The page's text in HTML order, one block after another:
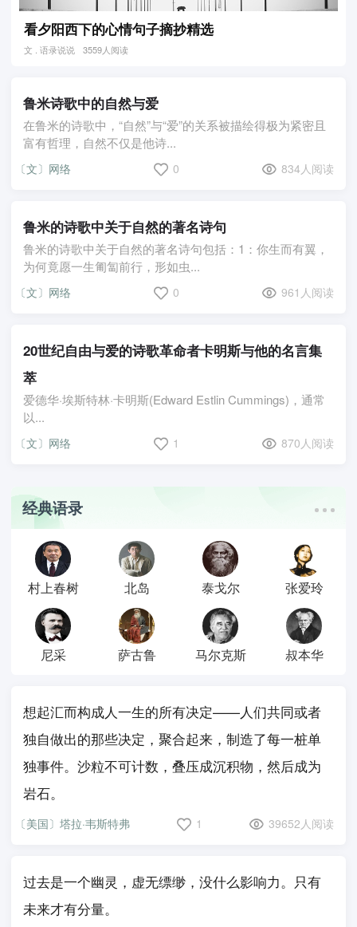
看夕阳西下的心情句子摘抄精选
文 . 语录说说 3559人阅读
鲁米诗歌中的自然与爱
在鲁米的诗歌中，“自然”与“爱”的关系被描绘得极为紧密且
富有哲理，自然不仅是他诗...
〔文〕网络 0 834人阅读
鲁米的诗歌中关于自然的著名诗句
鲁米的诗歌中关于自然的著名诗句包括：1：你生而有翼，
为何竟愿一生匍匐前行，形如虫...
〔文〕网络 0 961人阅读
20世纪自由与爱的诗歌革命者卡明斯与他的名言集
萃
爱德华·埃斯特林·卡明斯(Edward Estlin Cummings)，通常
以...
〔文〕网络 1 870人阅读
经典语录
村上春树 北岛 泰戈尔 张爱玲
尼采 萨古鲁 马尔克斯 叔本华
想起汇而构成人一生的所有决定——人们共同或者
独自做出的那些决定，聚合起来，制造了每一桩单
独事件。沙粒不可计数，叠压成沉积物，然后成为
岩石。
〔美国〕塔拉·韦斯特弗 1 39652人阅读
过去是一个幽灵，虚无缥缈，没什么影响力。只有
未来才有分量。